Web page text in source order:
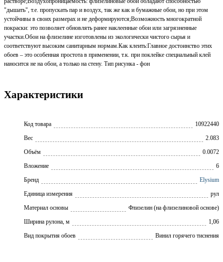
"дышать", т.е. пропускать пар и воздух, так же как и бумажные обои, но при этом
устойчивы в своих размерах и не деформируются;Возможность многократной
покраски: это позволяет обновлять ранее наклеенные обои или загрязненные
участки.Обои на флизелине изготовлены из экологически чистого сырья и
соответствуют высоким санитарным нормам.Как клеить:Главное достоинство этих
обоев – это особенная простота в применении, т.к. при поклейке специальный клей
наносится не на обои, а только на стену. Тип рисунка - фон
Характеристики
Код товара
10922440
Вес
2.083
Объём
0.0072
Вложение
6
Бренд
Elysium
Единица измерения
рул
Материал основы
Флизелин (на флизелиновой основе)
Ширина рулона, м
1,06
Вид покрытия обоев
Винил горячего тиснения